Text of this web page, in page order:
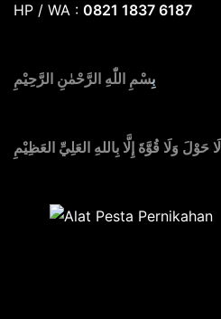
HP / WA : 0821 1837 6187
بِسْمِ اللّٰهِ الرَّحْمٰنِ الرَّحِيْمِ
لَا حَوْلَ وَلَا قُوَّةَ إِلَّا بِاللهِ العَلِيِّ العَظِيْمِ